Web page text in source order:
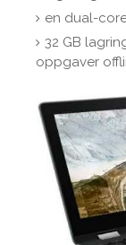
en dual-
32 GB
oppgaver